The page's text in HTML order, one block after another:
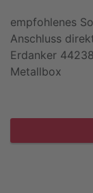
empfohlenes
Anschluss
Erdanker
Metallbox